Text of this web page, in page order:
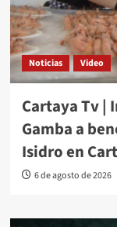
Noticias Video
Cartaya Tv |
Gamba a
Isidro en
6 de agosto de 2026